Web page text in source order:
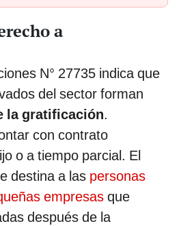
a
N° 27735 indica que
del sector forman
la gratificación.
con contrato
o a tiempo parcial. El
destina a las personas
empresas que
después de la